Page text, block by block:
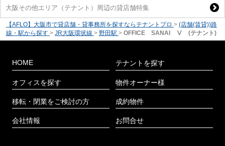
大阪その他エリア（テナント）周辺の貸店舗特集
【AFLO】大阪市で貸店舗・貸事務所を探すならテナントプロ > (店舗(賃貸))路
線・駅から探す > JR大阪環状線 > 野田駅 > OFFICE SANAI Ⅴ (テナント)
HOME
オフィスを探す
移転・閉業をご検討の方
会社情報
テナントを探す
物件オーナー様
成約物件
お問合せ